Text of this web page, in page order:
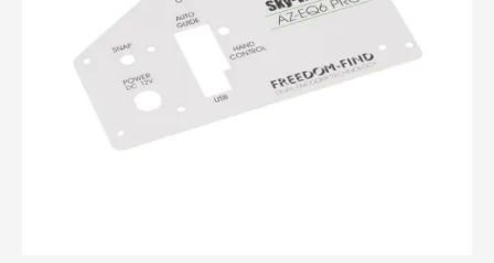
Accessoires pour montures
Têtes
Pièces détachées